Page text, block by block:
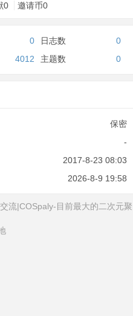
0 邀请币0
0 日志数
0
4012 主题数 0
保密
-
2017-8-23 08:03
2026-8-9 19:58
流|COSpaly-目前最大的二次元聚